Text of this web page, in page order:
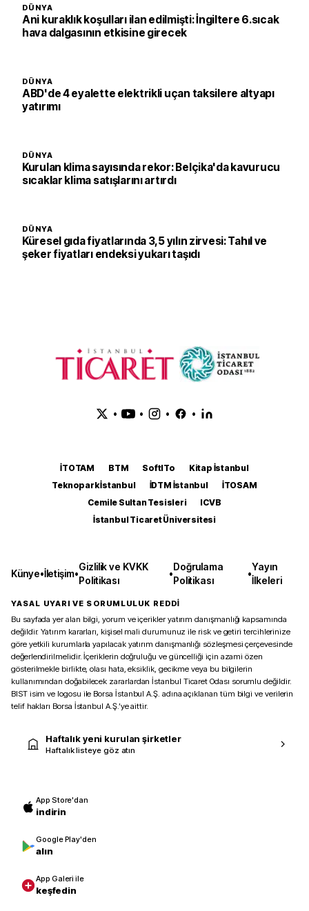
DÜNYA
Ani kuraklık koşulları ilan edilmişti: İngiltere 6.sıcak
hava dalgasının etkisine girecek
DÜNYA
ABD'de 4 eyalette elektrikli uçan taksilere altyapı
yatırımı
DÜNYA
Kurulan klima sayısında rekor: Belçika'da kavurucu
sıcaklar klima satışlarını artırdı
DÜNYA
Küresel gıda fiyatlarında 3,5 yılın zirvesi: Tahıl ve
şeker fiyatları endeksi yukarı taşıdı
• • • •
İTOTAM BTM SoftITo
Kitap İstanbul
Teknopark İstanbul
İDTM İstanbul
İTOSAM
Cemile Sultan Tesisleri
ICVB
İstanbul Ticaret Üniversitesi
Künye•İletişim•
Gizlilik ve KVKK
Politikası
•
Doğrulama
Politikası
•
Yayın
İlkeleri
YASAL UYARI VE SORUMLULUK REDDİ
Bu sayfada yer alan bilgi, yorum ve içerikler yatırım danışmanlığı kapsamında
değildir. Yatırım kararları, kişisel mali durumunuz ile risk ve getiri tercihlerinize
göre yetkili kurumlarla yapılacak yatırım danışmanlığı sözleşmesi çerçevesinde
değerlendirilmelidir. İçeriklerin doğruluğu ve güncelliği için azami özen
gösterilmekle birlikte, olası hata, eksiklik, gecikme veya bu bilgilerin
kullanımından doğabilecek zararlardan İstanbul Ticaret Odası sorumlu değildir.
BIST isim ve logosu ile Borsa İstanbul A.Ş. adına açıklanan tüm bilgi ve verilerin
telif hakları Borsa İstanbul A.Ş.’ye aittir.
Haftalık yeni kurulan şirketler
Haftalık listeye göz atın
App Store'dan
indirin
Google Play'den
alın
App Galeri ile
keşfedin